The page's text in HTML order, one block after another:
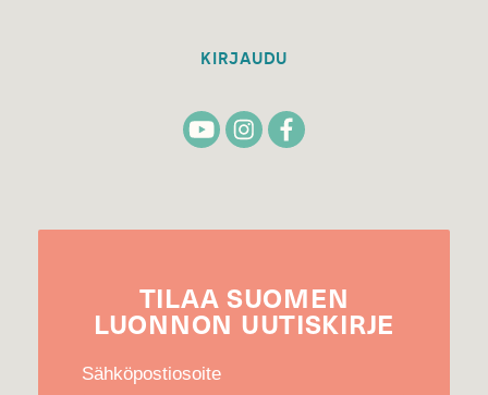
KIRJAUDU
TILAA SUOMEN
LUONNON UUTIS­KIRJE
Sähköpostiosoite